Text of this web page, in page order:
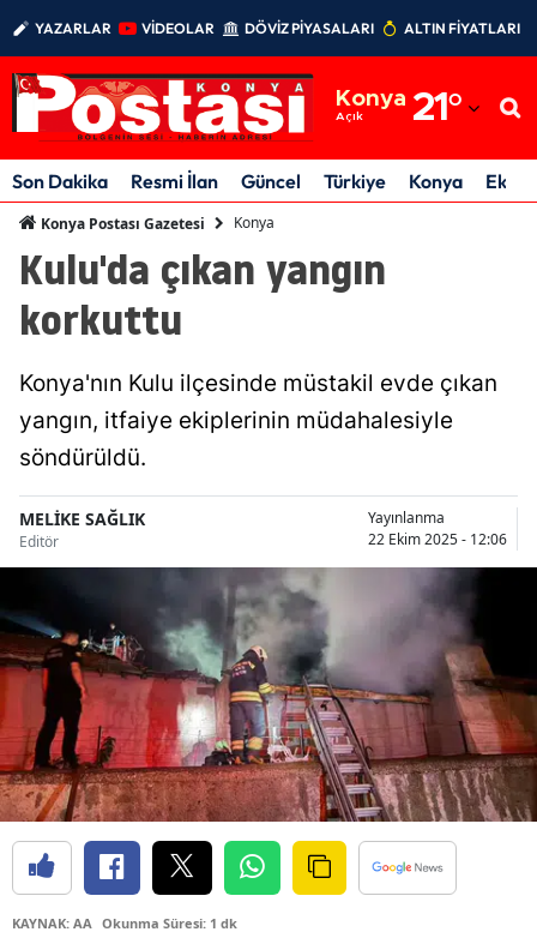
YAZARLAR VİDEOLAR DÖVİZ PİYASALARI ALTIN FİYATLARI
Konya
Açık 21°
Adıyaman
Afyonkarahisar
Amasya
Artvin
Balıkesir
Bilecik
Bingöl
Bolu
Burdur
Bursa
Çanakkale
Son Dakika Resmi İlan Güncel Türkiye Konya
Konya Postası Gazetesi Konya
Kulu'da çıkan yangın
korkuttu
Konya'nın Kulu ilçesinde müstakil evde çıkan
yangın, itfaiye ekiplerinin müdahalesiyle
söndürüldü.
MELİKE SAĞLIK
Editör
Yayınlanma
22 Ekim 2025 - 12:06
KAYNAK: AA Okunma Süresi: 1 dk